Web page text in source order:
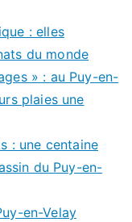
: elles
du monde
» : au Puy-en-
plaies une
: une centaine
du Puy-en-
en-Velay